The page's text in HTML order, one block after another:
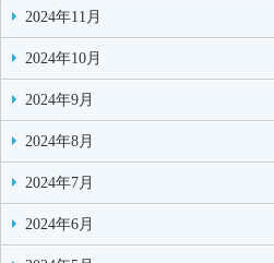
2024年11月
2024年10月
2024年9月
2024年8月
2024年7月
2024年6月